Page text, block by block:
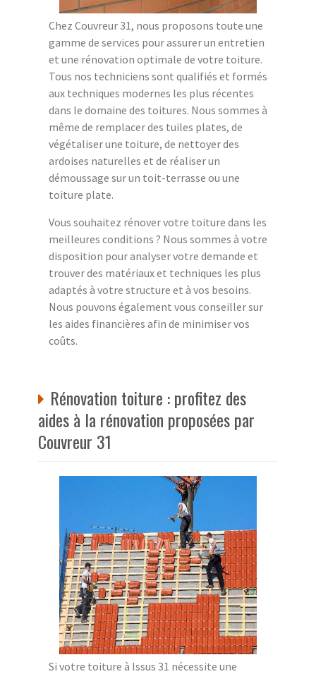
Chez Couvreur 31, nous proposons toute une
gamme de services pour assurer un entretien
et une rénovation optimale de votre toiture.
Tous nos techniciens sont qualifiés et formés
aux techniques modernes les plus récentes
dans le domaine des toitures. Nous sommes à
même de remplacer des tuiles plates, de
végétaliser une toiture, de nettoyer des
ardoises naturelles et de réaliser un
démoussage sur un toit-terrasse ou une
toiture plate.
Vous souhaitez rénover votre toiture dans les
meilleures conditions ? Nous sommes à votre
disposition pour analyser votre demande et
trouver des matériaux et techniques les plus
adaptés à votre structure et à vos besoins.
Nous pouvons également vous conseiller sur
les aides financières afin de minimiser vos
coûts.
Rénovation toiture : profitez des
aides à la rénovation proposées par
Couvreur 31
Si votre toiture à Issus 31 nécessite une